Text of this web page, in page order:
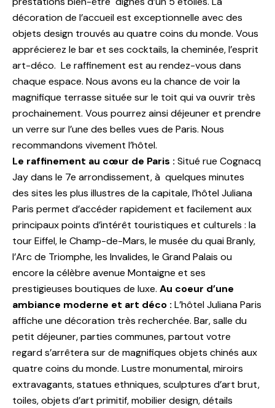
décoration de l’accueil est exceptionnelle avec des
objets design trouvés au quatre coins du monde. Vous
apprécierez le bar et ses cocktails, la cheminée, l’esprit
art-déco. Le raffinement est au rendez-vous dans
chaque espace. Nous avons eu la chance de voir la
magnifique terrasse située sur le toit qui va ouvrir très
prochainement. Vous pourrez ainsi déjeuner et prendre
un verre sur l’une des belles vues de Paris. Nous
recommandons vivement l’hôtel.
Le raffinement au cœur de Paris : Situé rue Cognacq
Jay dans le 7e arrondissement, à quelques minutes
des sites les plus illustres de la capitale, l’hôtel Juliana
Paris permet d’accéder rapidement et facilement aux
principaux points d’intérêt touristiques et culturels : la
tour Eiffel, le Champ-de-Mars, le musée du quai Branly,
l’Arc de Triomphe, les Invalides, le Grand Palais ou
encore la célèbre avenue Montaigne et ses
prestigieuses boutiques de luxe. Au coeur d’une
ambiance moderne et art déco : L’hôtel Juliana Paris
affiche une décoration très recherchée. Bar, salle du
petit déjeuner, parties communes, partout votre
regard s’arrêtera sur de magnifiques objets chinés aux
quatre coins du monde. Lustre monumental, miroirs
extravagants, statues ethniques, sculptures d’art brut,
toiles, objets d’art primitif, mobilier design, détails